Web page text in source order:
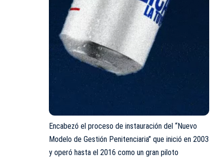
Encabezó el proceso de instauración del “Nuevo
Modelo de Gestión Penitenciaria” que inició en 2003
y operó hasta el 2016 como un gran piloto